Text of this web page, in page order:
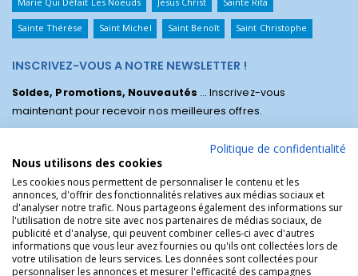
Sainte Thérèse Saint Michel Saint Benoît Saint Christophe
INSCRIVEZ-VOUS A NOTRE NEWSLETTER !
Soldes, Promotions, Nouveautés ... Inscrivez-vous
maintenant pour recevoir nos meilleures offres.
La Boutique des Chrétiens © | La boutique religieuse chrétienne de
Politique de confidentialité
Nous utilisons des cookies
Les cookies nous permettent de personnaliser le contenu et les
annonces, d'offrir des fonctionnalités relatives aux médias sociaux et
d'analyser notre trafic. Nous partageons également des informations sur
l'utilisation de notre site avec nos partenaires de médias sociaux, de
publicité et d'analyse, qui peuvent combiner celles-ci avec d'autres
informations que vous leur avez fournies ou qu'ils ont collectées lors de
votre utilisation de leurs services. Les données sont collectées pour
personnaliser les annonces et mesurer l'efficacité des campagnes